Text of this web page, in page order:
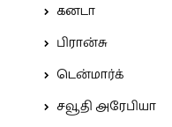
கனடா
பிரான்சு
டென்மார்க்
சவூதி அரேபியா